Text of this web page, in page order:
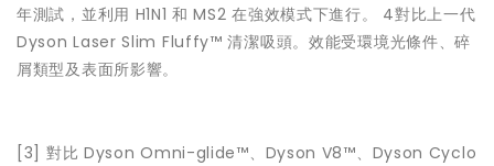
年測試，並利用 H1N1 和 MS2 在強效模式下進行。 4對比上一代
Dyson Laser Slim Fluffy™ 清潔吸頭。效能受環境光條件、碎
屑類型及表面所影響。
[3]
對比 Dyson Omni-glide™、Dyson V8™、Dyson Cyclo